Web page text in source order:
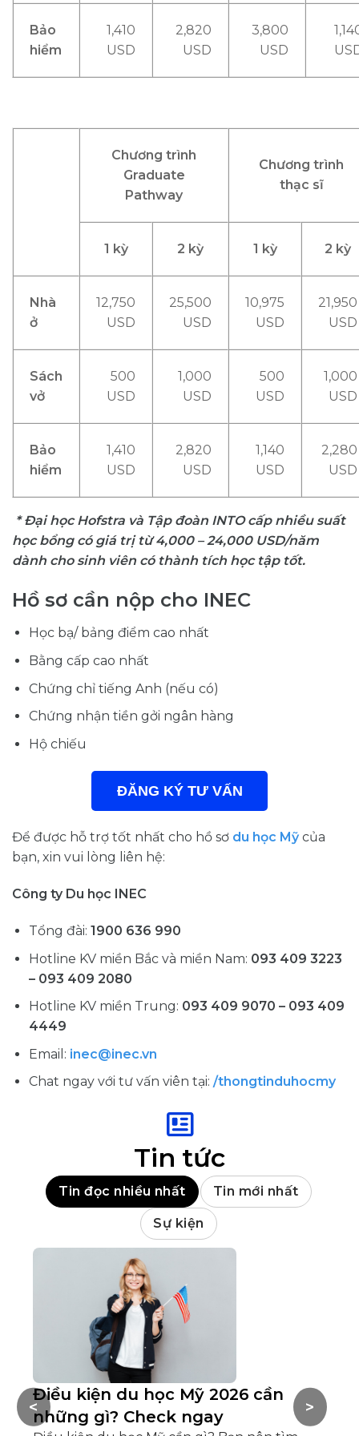
Bảo
hiểm
1,410
USD
2,820
USD
3,800
USD
Chương trình
Graduate
Pathway
Chương trình
thạc sĩ
1 kỳ 2 kỳ 1 kỳ 2 kỳ
Nhà
ở
12,750
USD
25,500
USD
10,975
USD
21,950
USD
Sách
vở
500
USD
1,000
USD
500
USD
1,000
USD
Bảo
hiểm
1,410
USD
2,820
USD
1,140
USD
2,280
USD
*Đại họcHofstra và Tập đoàn INTO cấp nhiềusuất
học bổng có giá trị từ4,000 – 24,000 USD/năm
dành cho sinh viên có thành tích học tập tốt.
Hồ sơ cần nộp cho INEC
Học bạ/ bảng điểm cao nhất
Bằng cấp cao nhất
Chứng chỉ tiếng Anh (nếu có)
Chứng nhận tiền gởi ngân hàng
Hộ chiếu
ĐĂNG KÝ TƯ VẤN
Để được hỗ trợ tốt nhất cho hồ sơ du học Mỹ của
bạn, xin vui lòng liên hệ:
Công ty Du học INEC
Tổng đài: 1900 636 990
Hotline KV miền Bắc và miền Nam: 093 409 3223
– 093 409 2080
Hotline KV miền Trung: 093 409 9070 – 093 409
4449
Email: inec@inec.vn
Chat ngay với tư vấn viên tại: /thongtinduhocmy
Tin tức
Tin đọc nhiều nhất Tin mới nhất
Sự kiện
Điều kiện du học Mỹ 2026 cần
những gì? Check ngay
>
<